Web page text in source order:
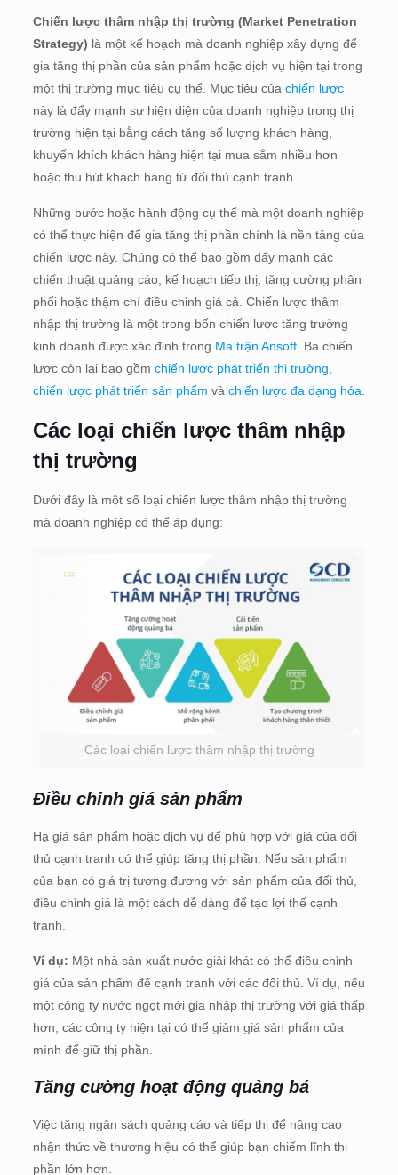
Chiến lược thâm nhập thị trường (Market Penetration
Strategy) là một kế hoạch mà doanh nghiệp xây dựng để
gia tăng thị phần của sản phẩm hoặc dịch vụ hiện tại trong
một thị trường mục tiêu cụ thể. Mục tiêu của chiến lược
này là đẩy mạnh sự hiện diện của doanh nghiệp trong thị
trường hiện tại bằng cách tăng số lượng khách hàng,
khuyến khích khách hàng hiện tại mua sắm nhiều hơn
hoặc thu hút khách hàng từ đối thủ cạnh tranh.
Những bước hoặc hành động cụ thể mà một doanh nghiệp
có thể thực hiện để gia tăng thị phần chính là nền tảng của
chiến lược này. Chúng có thể bao gồm đẩy mạnh các
chiến thuật quảng cáo, kế hoạch tiếp thị, tăng cường phân
phối hoặc thậm chí điều chỉnh giá cả. Chiến lược thâm
nhập thị trường là một trong bốn chiến lược tăng trưởng
kinh doanh được xác định trong Ma trận Ansoff. Ba chiến
lược còn lại bao gồm chiến lược phát triển thị trường,
chiến lược phát triển sản phẩm và chiến lược đa dạng hóa.
Các loại chiến lược thâm nhập
thị trường
Dưới đây là một số loại chiến lược thâm nhập thị trường
mà doanh nghiệp có thể áp dụng:
Các loại chiến lược thâm nhập thị trường
Điều chỉnh giá sản phẩm
Hạ giá sản phẩm hoặc dịch vụ để phù hợp với giá của đối
thủ cạnh tranh có thể giúp tăng thị phần. Nếu sản phẩm
của bạn có giá trị tương đương với sản phẩm của đối thủ,
điều chỉnh giá là một cách dễ dàng để tạo lợi thế cạnh
tranh.
Ví dụ: Một nhà sản xuất nước giải khát có thể điều chỉnh
giá của sản phẩm để cạnh tranh với các đối thủ. Ví dụ, nếu
một công ty nước ngọt mới gia nhập thị trường với giá thấp
hơn, các công ty hiện tại có thể giảm giá sản phẩm của
mình để giữ thị phần.
Tăng cường hoạt động quảng bá
Việc tăng ngân sách quảng cáo và tiếp thị để nâng cao
nhận thức về thương hiệu có thể giúp bạn chiếm lĩnh thị
phần lớn hơn.